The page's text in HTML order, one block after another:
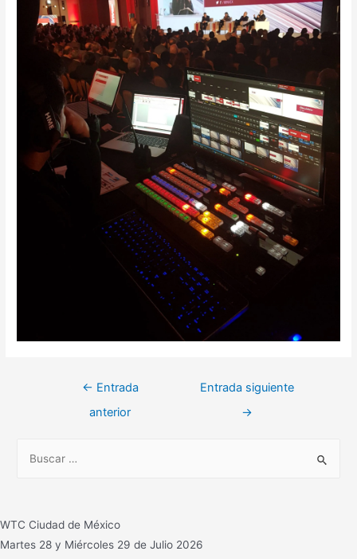
Navegación
← Entrada
anterior
Entrada siguiente
→
WTC Ciudad de México
Martes 28 y Miércoles 29 de Julio 2026